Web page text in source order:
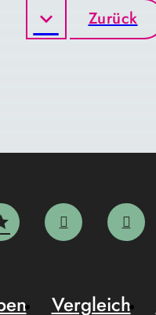
Zurück
Vergleich